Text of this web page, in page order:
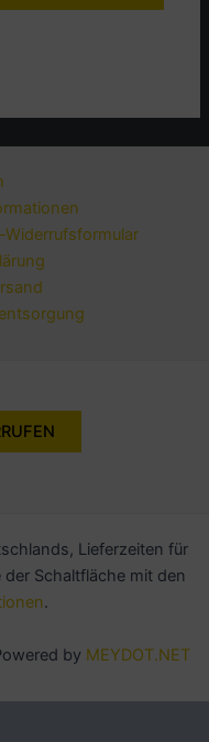
Lieferzeiten für
Schaltfläche mit den
.
by MEYDOT.NET